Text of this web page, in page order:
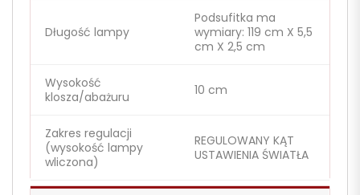
Długość lampy
Podsufitka ma
wymiary: 119 cm X 5,5
cm X 2,5 cm
Wysokość
klosza/abażuru
10 cm
Zakres regulacji
(wysokość lampy
wliczona)
REGULOWANY KĄT
USTAWIENIA ŚWIATŁA